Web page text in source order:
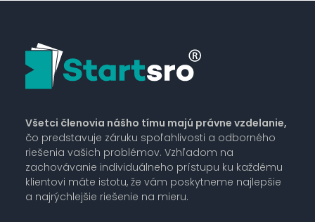
Všetci členovia nášho tímu majú právne vzdelanie,
čo predstavuje záruku spoľahlivosti a odborného
riešenia vašich problémov. Vzhľadom na
zachovávanie individuálneho prístupu ku každému
klientovi máte istotu, že vám poskytneme najlepšie
a najrýchlejšie riešenie na mieru.